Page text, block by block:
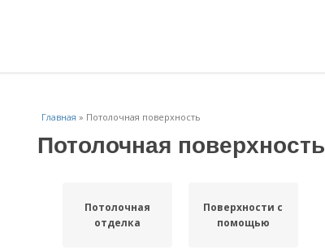
Главная » Потолочная поверхность
Потолочная поверхность
Потолочная
отделка
Поверхности с
помощью